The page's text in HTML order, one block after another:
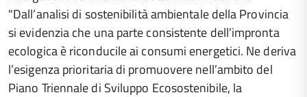
"Dall’analisi di sostenibilità ambientale della Provincia
si evidenzia che una parte consistente dell’impronta
ecologica è riconducile ai consumi energetici. Ne deriva
l’esigenza prioritaria di promuovere nell’ambito del
Piano Triennale di Sviluppo Ecosostenibile, la